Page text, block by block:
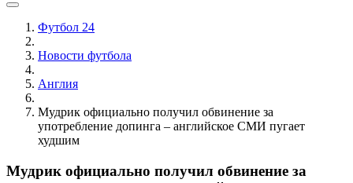
Футбол 24
Новости футбола
Англия
Мудрик официально получил обвинение за
употребление допинга – английское СМИ пугает
худшим
Мудрик официально получил обвинение за